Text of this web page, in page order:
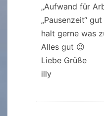
„Aufwand für
„Pausenzeit“
halt gerne was
Alles gut 😉
Liebe Grüße
illy